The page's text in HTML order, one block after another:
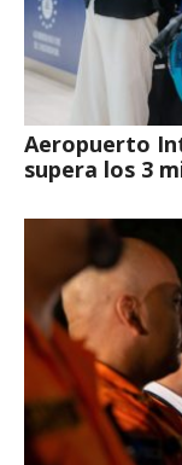
Aeropuerto
supera los 3